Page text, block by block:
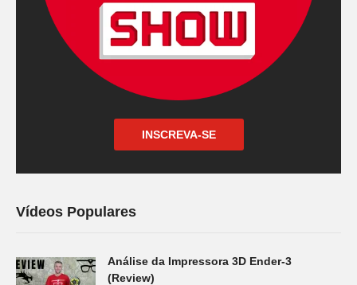
INSCREVA-SE
Vídeos Populares
Análise da Impressora 3D Ender-3
(Review)